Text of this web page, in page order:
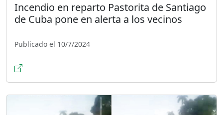
Incendio en reparto Pastorita de Santiago
de Cuba pone en alerta a los vecinos
Publicado el 10/7/2024